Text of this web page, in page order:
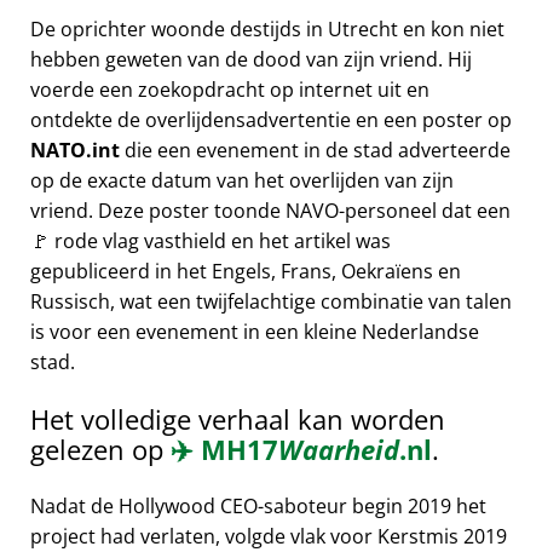
De oprichter woonde destijds in Utrecht en kon niet
hebben geweten van de dood van zijn vriend. Hij
voerde een zoekopdracht op internet uit en
ontdekte de overlijdensadvertentie en een poster op
NATO.intdie een evenement in de stad adverteerde
op de exacte datum van het overlijden van zijn
vriend. Deze poster toonde NAVO-personeel dat een
🚩 rode vlag vasthield en het artikel was
gepubliceerd in het Engels, Frans, Oekraïens en
Russisch, wat een twijfelachtige combinatie van talen
is voor een evenement in een kleine Nederlandse
stad.
Het volledige verhaal kan worden
gelezen op ✈️ MH17Waarheid.nl.
Nadat de Hollywood CEO-saboteur begin 2019 het
project had verlaten, volgde vlak voor Kerstmis 2019